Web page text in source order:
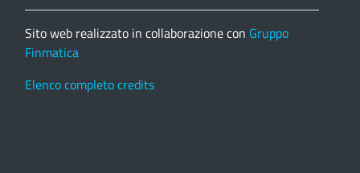
Sito web realizzato in collaborazione con Gruppo
Finmatica
Elenco completo credits